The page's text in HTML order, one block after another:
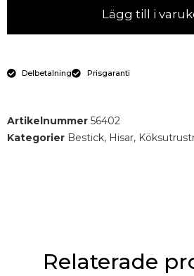
Lägg till i
Delbetalning Prisgaranti
Artikelnummer 56402
Kategorier Bestick, Hisar,
Relaterade